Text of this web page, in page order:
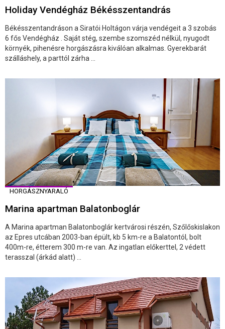
Holiday Vendégház Békésszentandrás
Békésszentandráson a Siratói Holtágon várja vendégeit a 3 szobás
6 fős Vendégház . Saját stég, szembe szomszéd nélkül, nyugodt
környék, pihenésre horgászásra kiválóan alkalmas. Gyerekbarát
szálláshely, a parttól zárha ...
HORGÁSZNYARALÓ
Marina apartman Balatonboglár
A Marina apartman Balatonboglár kertvárosi részén, Szőlőskislakon
az Epres utcában 2003-ban épült, kb 5 km-re a Balatontól, bolt
400m-re, étterem 300 m-re van. Az ingatlan előkerttel, 2 védett
terasszal (árkád alatt) ...